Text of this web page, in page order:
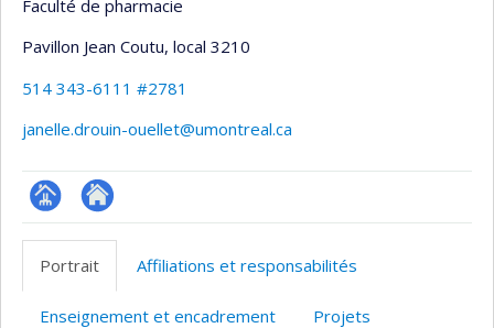
Faculté de pharmacie
Pavillon Jean Coutu, local 3210
514 343-6111 #2781
janelle.drouin-ouellet@umontreal.ca
Page Autre
Portrait Affiliations et responsabilités
Enseignement et encadrement Projets